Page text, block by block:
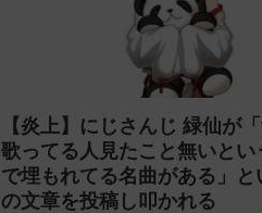
【炎上】にじさんじ 緑仙が
歌ってる人見たこと無いとい
で埋もれてる名曲がある」と
の文章を投稿し叩かれる